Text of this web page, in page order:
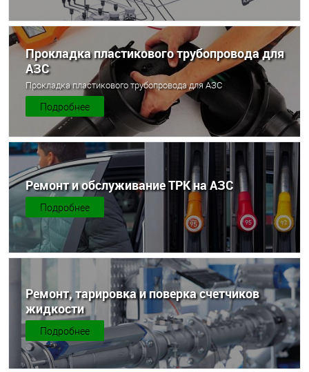
Прокладка пластикового трубопровода для
АЗС
Прокладка пластикового трубопровода для АЗС
Подробнее
Ремонт и обслуживание ТРК на АЗС
Подробнее
Ремонт, тарировка и поверка счетчиков
жидкости
Подробнее